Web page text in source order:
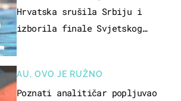
Hrvatska srušila Srbiju i
izborila finale Svjetskog
AU, OVO JE RUŽNO
Poznati analitičar popljuvao